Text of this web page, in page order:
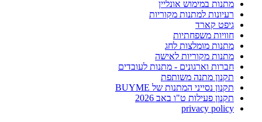
מתנות במימוש אונליין
רעיונות למתנות מקוריות
גיפט קארד
חוויות משפחתיות
מתנות מומלצות לחג
מתנות מקוריות לאישה
חברות וארגונים - מתנות לעובדים
תקנון מתנה משותפת
תקנון נסייני המתנות של BUYME
תקנון פעילות ט"ו באב 2026
privacy policy